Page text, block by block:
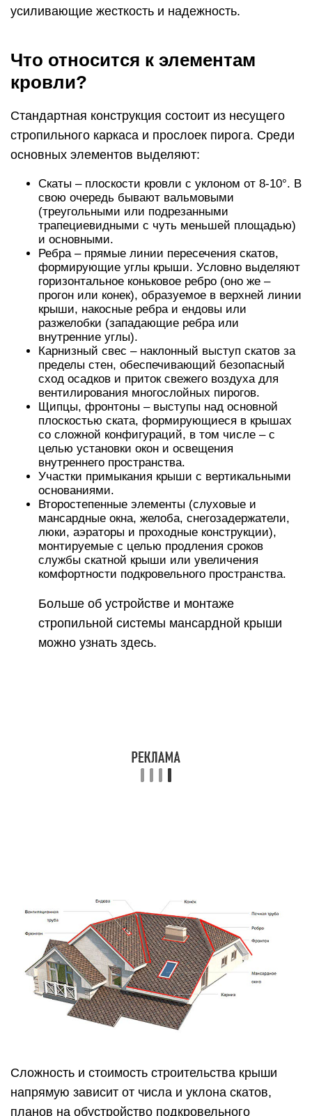
усиливающие жесткость и надежность.
Что относится к элементам
кровли?
Стандартная конструкция состоит из несущего
стропильного каркаса и прослоек пирога. Среди
основных элементов выделяют:
Скаты – плоскости кровли с уклоном от 8-10°. В
свою очередь бывают вальмовыми
(треугольными или подрезанными
трапециевидными с чуть меньшей площадью)
и основными.
Ребра – прямые линии пересечения скатов,
формирующие углы крыши. Условно выделяют
горизонтальное коньковое ребро (оно же –
прогон или конек), образуемое в верхней линии
крыши, накосные ребра и ендовы или
разжелобки (западающие ребра или
внутренние углы).
Карнизный свес – наклонный выступ скатов за
пределы стен, обеспечивающий безопасный
сход осадков и приток свежего воздуха для
вентилирования многослойных пирогов.
Щипцы, фронтоны – выступы над основной
плоскостью ската, формирующиеся в крышах
со сложной конфигураций, в том числе – с
целью установки окон и освещения
внутреннего пространства.
Участки примыкания крыши с вертикальными
основаниями.
Второстепенные элементы (слуховые и
мансардные окна, желоба, снегозадержатели,
люки, аэраторы и проходные конструкции),
монтируемые с целью продления сроков
службы скатной крыши или увеличения
комфортности подкровельного пространства.
Больше об устройстве и монтаже
стропильной системы мансардной крыши
можно узнать здесь.
Сложность и стоимость строительства крыши
напрямую зависит от числа и уклона скатов,
планов на обустройство подкровельного